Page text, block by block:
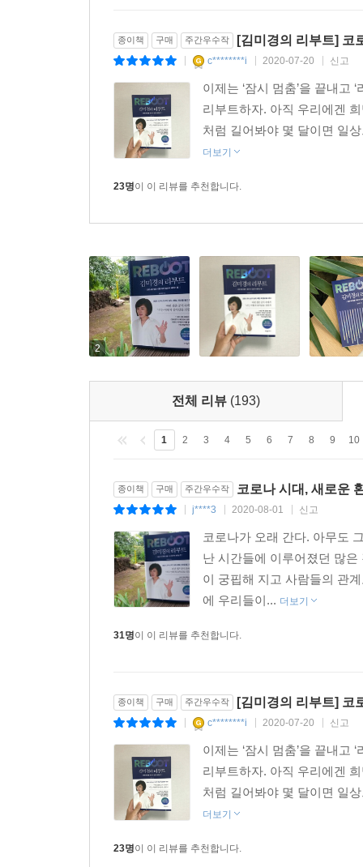
잠시 우리의 삶은 멈춰 있었다. 사람들이 모이는
업무는 재택근무로 바뀌었으며, 면대면 활동
이전으로 되돌아갈 수 없다는 것을 누구도 의심
김미경 강사는 부자들은 바뀐 세상의 질서를 꿰
동선이나 체크하는 데 열중하고 있는 현실을 안
잡을 수 있는 아주 쉬운 공식을 만들어 전하고자 했
★★On-tact : 언택트 넘어 ‘온택트’로 세상과 연결
★★Digital Transformation : 디지털 트랜스포메이
★★Independent Worker : 자유롭고 독립적으로!
★★Safety : 세이프티, 의무가 아닌 생존을 걸고 투
강사가 이 책에서 제시한 ‘바뀐 생존 공식’은 네
tact)’, 4차 산업혁명의 일상화를 이끌어내는 ‘디
미래형 인재 ‘인디펜던트 워커(independent
시작될 것이라는 게 김미경 강사의 해법이다.
그러기 위해서 가장 먼저 해야 할 일이 ‘멈춤’에
무엇보다 ‘다시 시작’이라는 실행이 중요하기
‘리부트’라는 한 단어로 정의한 데에서 힌트를 얻
차용하여 새로운 시리즈로 다시 시작하는 것’을
들어가자고 외치는 도전의 구호로 쓴다. ‘김미
직장을 잃을 위기에 놓인 사람들, 가게 문을 닫거
일이 끊기고 수입도 줄어든 사람들에게 스스로를
★★나만의 인생 시나리오를 써라!
★★‘뉴 러너’가 되어 일자리를 구하라
★★‘뉴 휴먼’이 되어 아이들을 지켜라
이 책은 다섯 개의 Part로 구성되었다. 먼저
종이책 구매 주간우수작 [김미경의 리부트] 코
c********i 2020-07-20 신고
이제는 ‘잠시 멈춤’을 끝내고
리부트하자. 아직 우리에겐
처럼 길어봐야 몇 달이면 일
더보기
23명이 이 리뷰를 추천합니다.
2
전체 리뷰 (193)
1 2 3 4 5 6 7 8 9 10
종이책 구매 주간우수작 코로나 시대, 새로운
j****3 2020-08-01 신고
코로나가 오래 간다. 아무도
난 시간들에 이루어졌던 많
이 궁핍해 지고 사람들의 관
에 우리들이... 더보기
31명이 이 리뷰를 추천합니다.
종이책 구매 주간우수작 [김미경의 리부트] 코
c********i 2020-07-20 신고
이제는 ‘잠시 멈춤’을 끝내고
리부트하자. 아직 우리에겐
처럼 길어봐야 몇 달이면 일
더보기
23명이 이 리뷰를 추천합니다.